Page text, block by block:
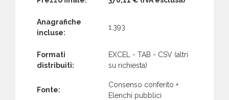
Anagrafiche
incluse:
1.393
Formati
distribuiti:
EXCEL - TAB - CSV (altri
su richiesta)
Fonte:
Consenso conferito +
Elenchi pubblici